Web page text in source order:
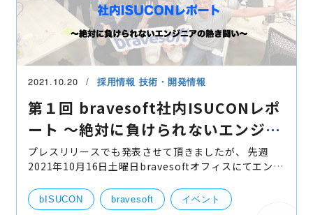
2021.10.20 採用情報 技術・開発情報
第１回 bravesoft社内ISUCONレポ
ート 〜絶対に負けられないエンジニ
アの熱き闘い〜
プレスリリースでも発表させて頂きましたが、 先週
2021年10月16日土曜日bravesoftオフィスにてエンジ
Contest、通称"b"ISUCON（ビスコン）が、CTO池田
率いる技術統括
bISUCON bravesoft イベント